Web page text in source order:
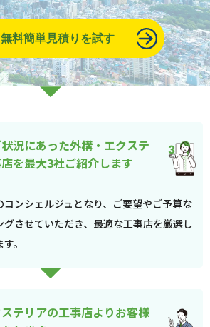
無料簡単見積りを試す
況にあった外構・エクステ
を最大3社ご紹介します
コンシェルジュとなり、ご要望やご予算な
グさせていただき、最適な工事店を厳選し
。
テリアの工事店よりお客様